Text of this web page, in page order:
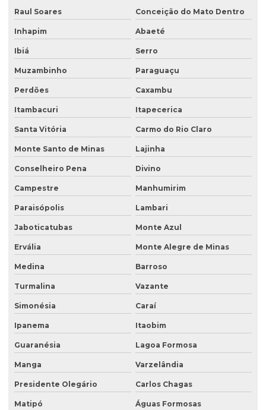
Monitoramento de efluentes líquidos
Passivo ambiental investigação detalhada
Perfuração de poço de monitoramento
Plano de monitoramento de efluentes
Plano de recuperação de área degradada
Plano de recuperação de área degradada pela mineração
Poço de monitoramento
Poço de monitoramento afogado
Poço de monitoramento de água subterrânea
Poço de monitoramento ambiental
Poço de monitoramento de lençol freático
Poço de monitoramento multinível
Poço de monitoramento posto de combustível
Programa de monitoramento de efluentes líquidos
Projeto recuperação de área degradada
Projeto de recuperação de área degradada prad
Recuperação de área degradada por garimpo
Raul Soares Conceição do Mato Dentro
Inhapim Abaeté
Ibiá Serro
Muzambinho Paraguaçu
Perdões Caxambu
Itambacuri Itapecerica
Santa Vitória Carmo do Rio Claro
Monte Santo de Minas Lajinha
Conselheiro Pena Divino
Campestre Manhumirim
Paraisópolis Lambari
Jaboticatubas Monte Azul
Ervália Monte Alegre de Minas
Medina Barroso
Turmalina Vazante
Simonésia Caraí
Ipanema Itaobim
Guaranésia Lagoa Formosa
Manga Varzelândia
Presidente Olegário Carlos Chagas
Matipó Águas Formosas